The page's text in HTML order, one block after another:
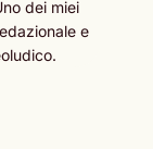
dei miei
e